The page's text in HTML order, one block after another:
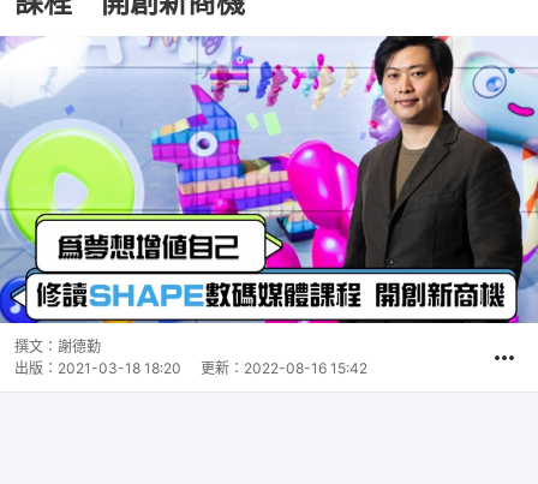
撰文： 謝德勤
出版： 2021-03-18 18:20 更新： 2022-08-16 15:42